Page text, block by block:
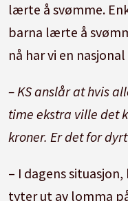
lærte å svømme.
barna lærte å
nå har vi en
– KS anslår at hvis
time ekstra ville det
kroner. Er det for
– I dagens
tyter ut av lomma